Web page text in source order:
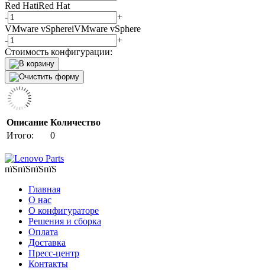
Red HatiRed Hat
-
+
VMware vSphereiVMware vSphere
-
+
Стоимость конфигурации:
Описание Количество
Итого:
0
пїЅпїЅпїЅпїЅ
Главная
О нас
О конфигураторе
Решения и сборка
Оплата
Доставка
Пресс-центр
Контакты